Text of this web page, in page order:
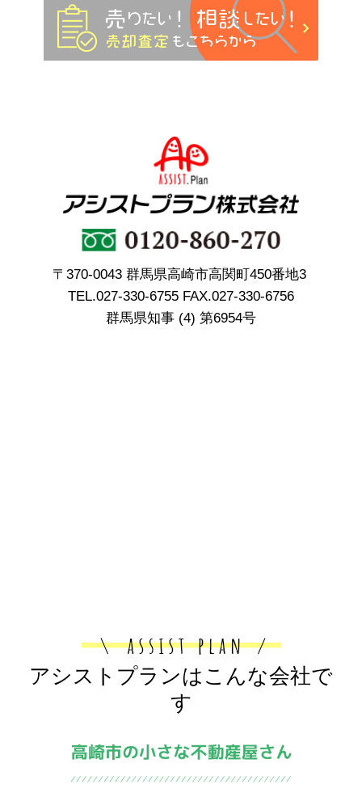
〒370-0043 群馬県高崎市高関町450番地3
TEL.027-330-6755 FAX.027-330-6756
群馬県知事 (4) 第6954号
アシストプランはこんな会社で
す